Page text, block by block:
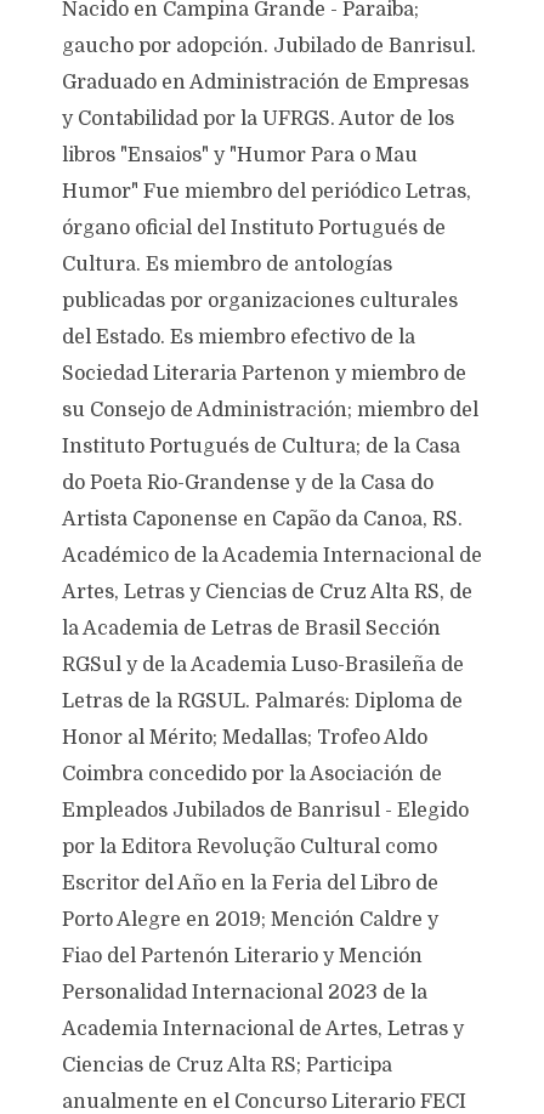
Nacido en Campina Grande - Paraiba;
gaucho por adopción. Jubilado de Banrisul.
Graduado en Administración de Empresas
y Contabilidad por la UFRGS. Autor de los
libros "Ensaios" y "Humor Para o Mau
Humor" Fue miembro del periódico Letras,
órgano oficial del Instituto Portugués de
Cultura. Es miembro de antologías
publicadas por organizaciones culturales
del Estado. Es miembro efectivo de la
Sociedad Literaria Partenon y miembro de
su Consejo de Administración; miembro del
Instituto Portugués de Cultura; de la Casa
do Poeta Rio-Grandense y de la Casa do
Artista Caponense en Capão da Canoa, RS.
Académico de la Academia Internacional de
Artes, Letras y Ciencias de Cruz Alta RS, de
la Academia de Letras de Brasil Sección
RGSul y de la Academia Luso-Brasileña de
Letras de la RGSUL. Palmarés: Diploma de
Honor al Mérito; Medallas; Trofeo Aldo
Coimbra concedido por la Asociación de
Empleados Jubilados de Banrisul - Elegido
por la Editora Revolução Cultural como
Escritor del Año en la Feria del Libro de
Porto Alegre en 2019; Mención Caldre y
Fiao del Partenón Literario y Mención
Personalidad Internacional 2023 de la
Academia Internacional de Artes, Letras y
Ciencias de Cruz Alta RS; Participa
anualmente en el Concurso Literario FECI